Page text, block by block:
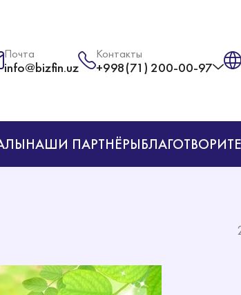
Почта
info@bizfin.uz
Контакты
+998(71) 200-00-97
НАШИ ПАРТНЁРЫ